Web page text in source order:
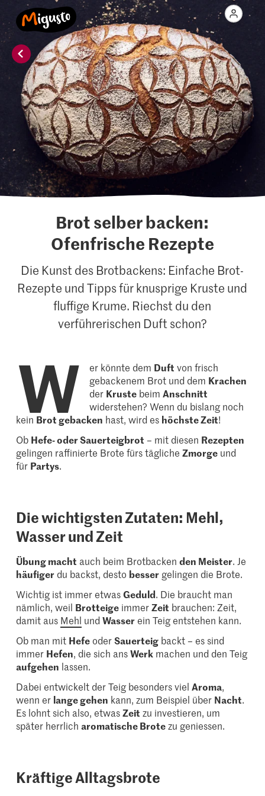
Brot selber backen:
Ofenfrische Rezepte
Die Kunst des Brotbackens: Einfache Brot-
Rezepte und Tipps für knusprige Kruste und
fluffige Krume. Riechst du den
verführerischen Duft schon?
W er könnte dem Duft von frisch
gebackenem Brot und dem Krachen
der Kruste beimAnschnitt
widerstehen? Wenn du bislang noch
kein Brot gebacken hast, wird es höchste Zeit!
Ob Hefe- oder Sauerteigbrot – mit diesen Rezepten
gelingen raffinierte Brote fürs täglicheZmorge und
für Partys.
Die wichtigsten Zutaten: Mehl,
Wasser und Zeit
Übung macht auch beim Brotbackenden Meister. Je
häufiger du backst, desto besser gelingen die Brote.
Wichtig ist immer etwasGeduld. Die braucht man
nämlich, weil Brotteige immerZeit brauchen: Zeit,
damit aus Mehl undWasserein Teig entstehen kann.
Ob man mit HefeoderSauerteig backt – es sind
immer Hefen, die sich ansWerk machen und den Teig
aufgehen lassen.
Dabei entwickelt der Teig besonders vielAroma,
wenn er lange gehen kann, zum Beispiel über Nacht.
Es lohnt sich also, etwasZeit zu investieren, um
später herrlicharomatische Brotezu geniessen.
Kräftige Alltagsbrote